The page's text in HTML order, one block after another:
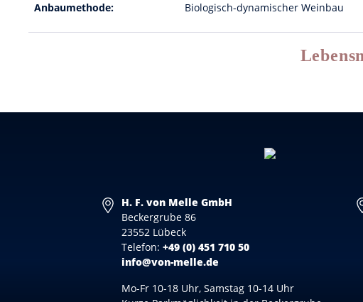
Anbaumethode:
Biologisch-dynamischer Weinbau
H. F. von Melle GmbH
Beckergrube 86
23552 Lübeck
Telefon:+49 (0) 451 710 50
info@von-melle.de
Mo-Fr 10-18 Uhr, Samstag 10-14 Uhr